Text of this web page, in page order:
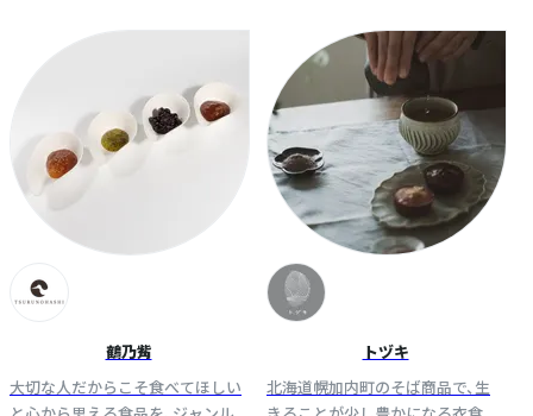
原料となる農産品に関しては特別
のこだわりと技術を持っていま
す。
質をサポート。「めぐりと健康」を
丁寧にやさしくお届けいたしま
す。
鶴乃觜
大切な人だからこそ食べてほしい
トヅキ
北海道幌加内町のそば商品で、生